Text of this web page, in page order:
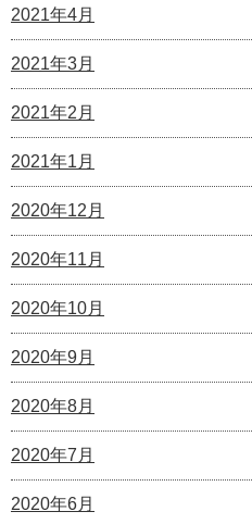
2021年4月
2021年3月
2021年2月
2021年1月
2020年12月
2020年11月
2020年10月
2020年9月
2020年8月
2020年7月
2020年6月